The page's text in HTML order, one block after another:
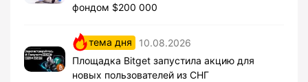
фондом $200 000
тема дня
10.08.2026
Площадка Bitget запустила акцию для
новых пользователей из СНГ